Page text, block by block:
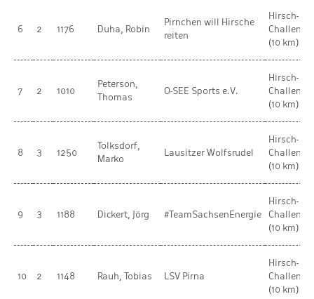
6 2 1176 Duha, Robin
Pirnchen will Hirsche
reiten
Hirsch-
Challenge
(10 km)
7 2 1010
Peterson,
Thomas
O-SEE Sports e.V.
Hirsch-
Challenge
(10 km)
8 3 1250
Tolksdorf,
Marko
Lausitzer Wolfsrudel
Hirsch-
Challenge
(10 km)
9 3 1188 Dickert, Jörg #TeamSachsenEnergie
Hirsch-
Challenge
(10 km)
10 2 1148 Rauh, Tobias LSV Pirna
Hirsch-
Challenge
(10 km)